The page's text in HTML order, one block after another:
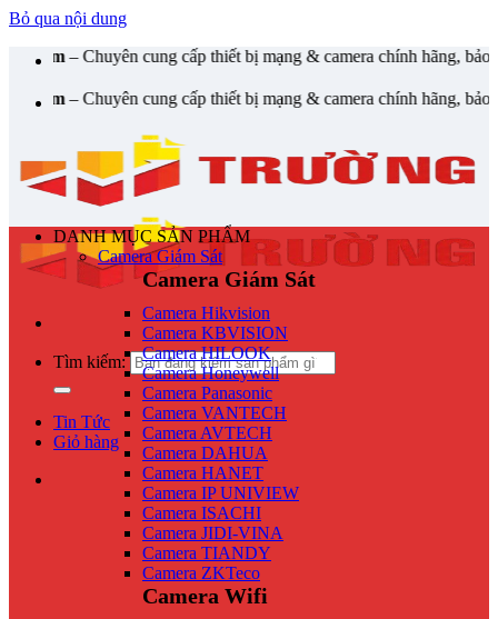
Bỏ qua nội dung
cung cấp thiết bị mạng & camera chính hãng, bảo hành , hỗ trợ
cung cấp thiết bị mạng & camera chính hãng, bảo hành , hỗ trợ
Tìm kiếm:
Tin Tức
Giỏ hàng
DANH MỤC SẢN PHẨM
Camera Giám Sát
Camera Giám Sát
Camera Hikvision
Camera KBVISION
Camera HILOOK
Camera Honeywell
Camera Panasonic
Camera VANTECH
Camera AVTECH
Camera DAHUA
Camera HANET
Camera IP UNIVIEW
Camera ISACHI
Camera JIDI-VINA
Camera TIANDY
Camera ZKTeco
Camera Wifi